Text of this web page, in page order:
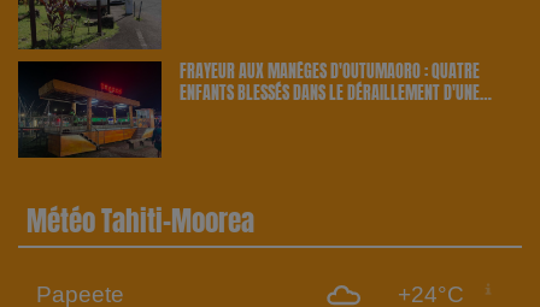
FRAYEUR AUX MANÈGES D'OUTUMAORO : QUATRE
ENFANTS BLESSÉS DANS LE DÉRAILLEMENT D'UNE
Météo Tahiti-Moorea
Papeete
+24°C